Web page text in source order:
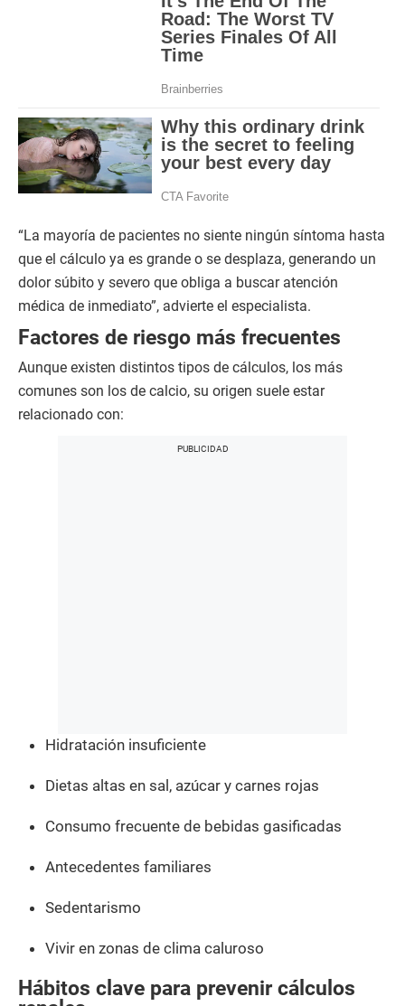
“La mayoría de pacientes no siente ningún síntoma hasta
que el cálculo ya es grande o se desplaza, generando un
dolor súbito y severo que obliga a buscar atención
médica de inmediato”, advierte el especialista.
Factores de riesgo más frecuentes
Aunque existen distintos tipos de cálculos, los más
comunes son los de calcio, su origen suele estar
relacionado con:
Hidratación insuficiente
Dietas altas en sal, azúcar y carnes rojas
Consumo frecuente de bebidas gasificadas
Antecedentes familiares
Sedentarismo
Vivir en zonas de clima caluroso
Hábitos clave para prevenir cálculos